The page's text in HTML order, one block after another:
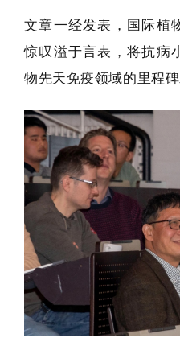
文章一经发表，国际植
惊叹溢于言表，将抗病
物先天免疫领域的里程碑